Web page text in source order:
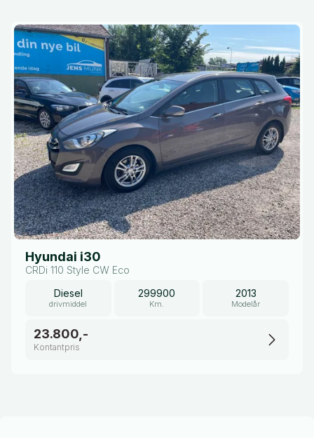
Hyundai i30
CRDi 110 Style CW Eco
Diesel
drivmiddel
299900
Km.
2013
Modelår
23.800,-
Kontantpris